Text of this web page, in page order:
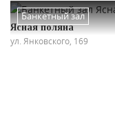
Банкетный зал
Ясная поляна
ул. Янковского, 169